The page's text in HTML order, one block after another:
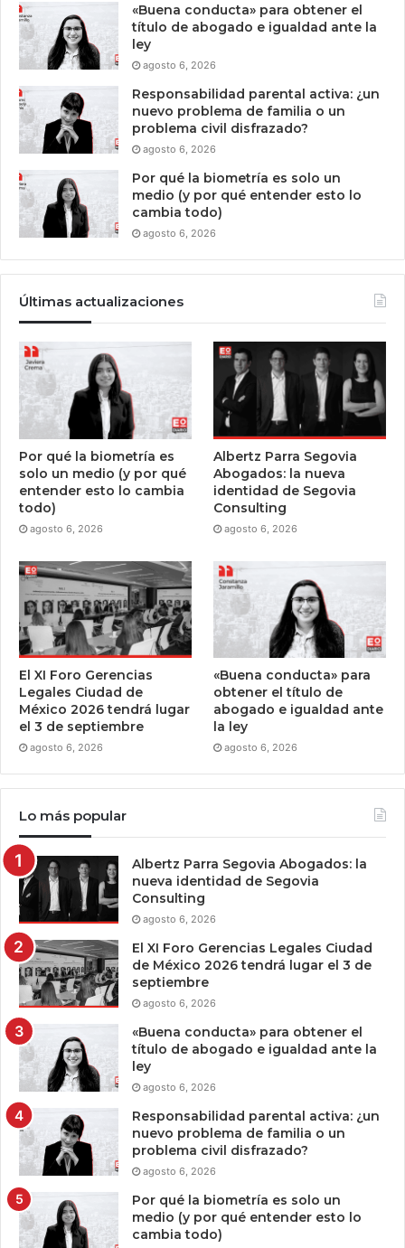
«Buena conducta» para obtener el
título de abogado e igualdad ante la
ley
agosto 6, 2026
Responsabilidad parental activa: ¿un
nuevo problema de familia o un
problema civil disfrazado?
agosto 6, 2026
Por qué la biometría es solo un
medio (y por qué entender esto lo
cambia todo)
agosto 6, 2026
Últimas actualizaciones
Por qué la biometría es
solo un medio (y por qué
entender esto lo cambia
todo)
agosto 6, 2026
Albertz Parra Segovia
Abogados: la nueva
identidad de Segovia
Consulting
agosto 6, 2026
El XI Foro Gerencias
Legales Ciudad de
México 2026 tendrá lugar
el 3 de septiembre
agosto 6, 2026
«Buena conducta» para
obtener el título de
abogado e igualdad ante
la ley
agosto 6, 2026
Lo más popular
Albertz Parra Segovia Abogados: la
nueva identidad de Segovia
Consulting
agosto 6, 2026
El XI Foro Gerencias Legales Ciudad
de México 2026 tendrá lugar el 3 de
septiembre
agosto 6, 2026
«Buena conducta» para obtener el
título de abogado e igualdad ante la
ley
agosto 6, 2026
Responsabilidad parental activa: ¿un
nuevo problema de familia o un
problema civil disfrazado?
agosto 6, 2026
Por qué la biometría es solo un
medio (y por qué entender esto lo
cambia todo)